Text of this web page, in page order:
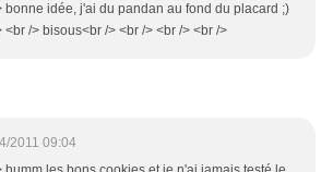
bonne idée, j'ai du pandan au fond du placard ;)
<br /> bisous<br /> <br /> <br /> <br />
2011 09:04